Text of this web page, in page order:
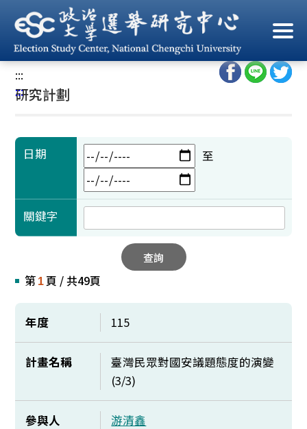
到
主
要
內
容
首頁/ 學術成果/ 研究計劃
:::
:::
研究計劃
日期 至
關鍵字
查詢
第 1 頁 / 共49頁
年度 115
計畫名稱
臺灣民眾對國安議題態度的演變
(3/3)
參與人 游清鑫